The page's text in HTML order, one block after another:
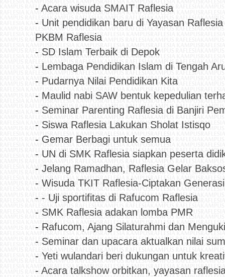
- Acara wisuda SMAIT Raflesia
- Unit pendidikan baru di Yayasan
PKBM Raflesia
- SD Islam Terbaik di Depok
- Lembaga Pendidikan Islam di Tengah
- Pudarnya Nilai Pendidikan Kita
- Maulid nabi SAW bentuk kepedulian
- Seminar Parenting Raflesia di Banjiri
- Siswa Raflesia Lakukan Sholat Istisqo
- Gemar Berbagi untuk semua
- UN di SMK Raflesia siapkan peserta
- Jelang Ramadhan, Raflesia Gelar
- Wisuda TKIT Raflesia-Ciptakan
- - Uji sportifitas di Rafucom Raflesia
- SMK Raflesia adakan lomba PMR
- Rafucom, Ajang Silaturahmi dan
- Seminar dan upacara aktualkan nilai
- Yeti wulandari beri dukungan untuk
- Acara talkshow orbitkan, yayasan